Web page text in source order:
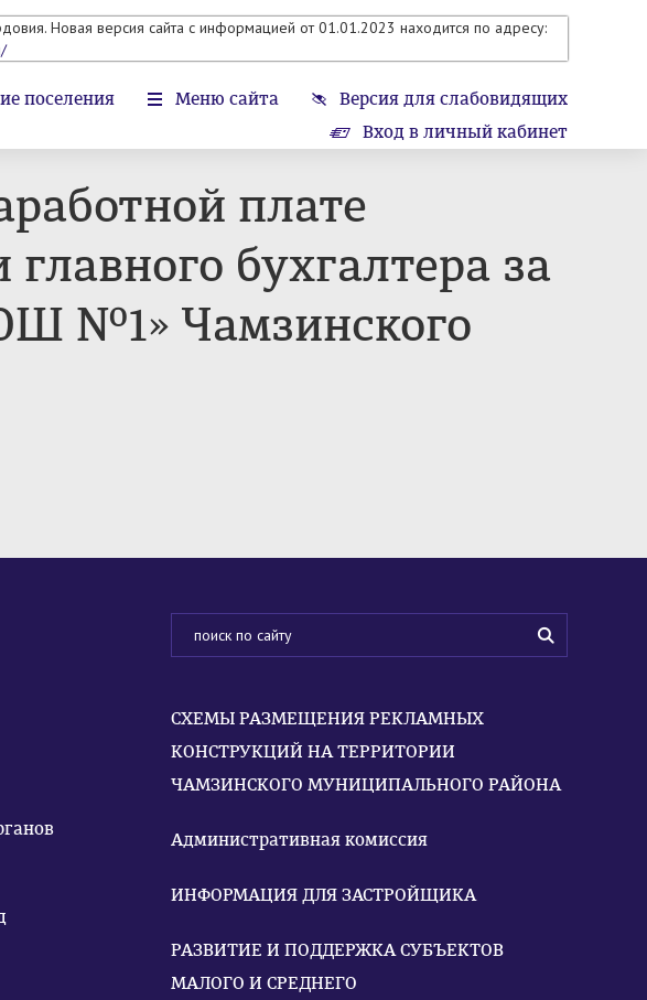
Новая версия сайта с информацией от 01.01.2023 находится по адресу:
поселения Меню сайта
Версия для слабовидящих
Вход в личный кабинет
плате
бухгалтера за
№1» Чамзинского
СХЕМЫ РАЗМЕЩЕНИЯ РЕКЛАМНЫХ
КОНСТРУКЦИЙ НА ТЕРРИТОРИИ
ЧАМЗИНСКОГО МУНИЦИПАЛЬНОГО РАЙОНА
Административная комиссия
ИНФОРМАЦИЯ ДЛЯ ЗАСТРОЙЩИКА
РАЗВИТИЕ И ПОДДЕРЖКА СУБЪЕКТОВ
МАЛОГО И СРЕДНЕГО